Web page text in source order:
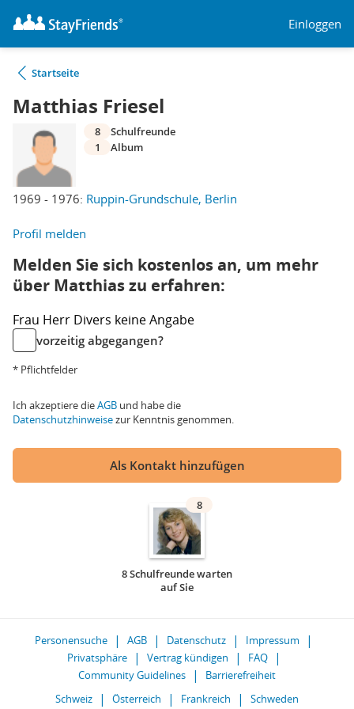
Einloggen
Startseite
Matthias Friesel
1969 - 1976: Ruppin-Grundschule, Berlin
8
Schulfreunde
1
Album
Profil melden
Melden Sie sich kostenlos an, um mehr
über Matthias zu erfahren:
Frau Herr Divers keine Angabe
vorzeitig abgegangen?
* Pflichtfelder
Ich akzeptiere dieAGB und habe die
Datenschutzhinweisezur Kenntnis genommen.
Als Kontakt hinzufügen
8
8 Schulfreunde warten
auf Sie
Personensuche AGB Datenschutz
Impressum
Privatsphäre
Vertrag kündigen
FAQ
Community Guidelines
Barrierefreiheit
Schweiz
Österreich Frankreich Schweden